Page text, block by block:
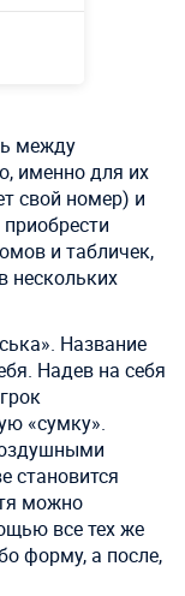
между
именно для их
свой номер) и
и табличек,
нескольких
Название
Надев на себя
«сумку».
становится
можно
все тех же
форму, а после,